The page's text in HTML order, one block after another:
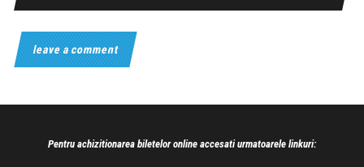
Pentru achizitionarea biletelor online accesati urmatoarele linkuri: